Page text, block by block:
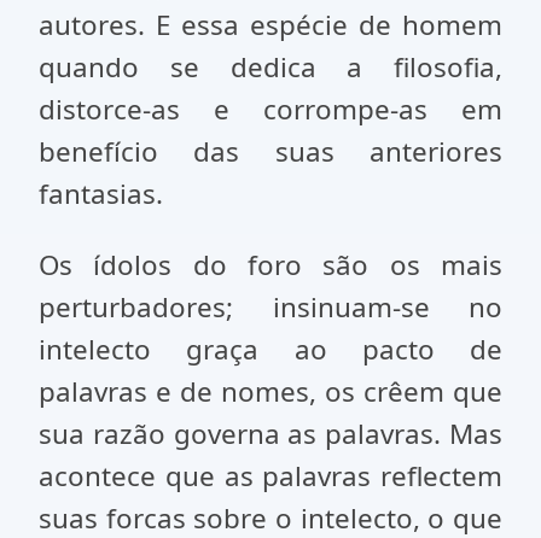
autores. E essa espécie de homem
quando se dedica a filosofia,
distorce-as e corrompe-as em
benefício das suas anteriores
fantasias.
Os ídolos do foro são os mais
perturbadores; insinuam-se no
intelecto graça ao pacto de
palavras e de nomes, os crêem que
sua razão governa as palavras. Mas
acontece que as palavras reflectem
suas forcas sobre o intelecto, o que